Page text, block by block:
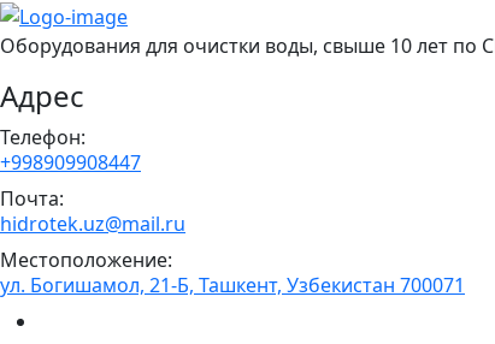
Оборудования для очистки воды, свыше 10 лет по
Адрес
Телефон:
+998909908447
Почта:
hidrotek.uz@mail.ru
Местоположение:
ул. Богишамол, 21-Б, Ташкент, Узбекистан 700071